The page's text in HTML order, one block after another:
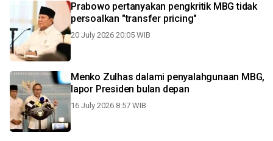
Prabowo pertanyakan pengkritik MBG tidak
persoalkan "transfer pricing"
20 July 2026 20:05 WIB
Menko Zulhas dalami penyalahgunaan MBG,
lapor Presiden bulan depan
16 July 2026 8:57 WIB